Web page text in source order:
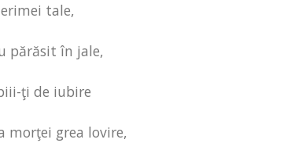
tale,
părăsit în jale,
ţi de iubire
morţei grea lovire,